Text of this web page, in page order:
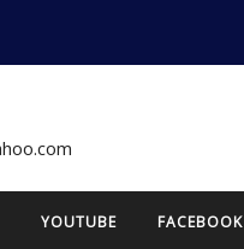
YOUTUBE
FACEBOOK